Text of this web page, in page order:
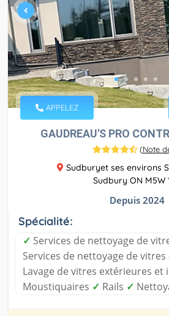
APPELEZ
GAUDREAU'S PRO
(Note
Sudburyet ses environs
Sudbury ON M5W
Depuis 2024
Spécialité:
✓ Services de nettoyage de
Services de nettoyage de
Lavage de vitres extérieures et
Moustiquaires ✓ Rails ✓